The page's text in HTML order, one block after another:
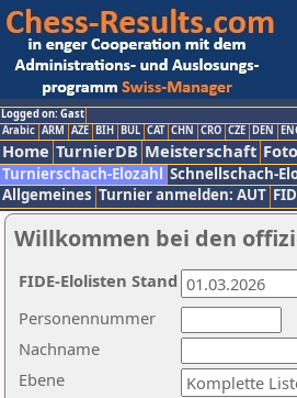
Logged on: Gast
Arabic ARM AZE BIH BUL CAT CHN CRO CZE DEN
Home TurnierDB Meisterschaft
Turnierschach-Elozahl Schnellschach-
Allgemeines Turnier anmelden: AUT
Willkommen bei den
Nachname
Ebene
Personennummer
FIDE-Elolisten Stand